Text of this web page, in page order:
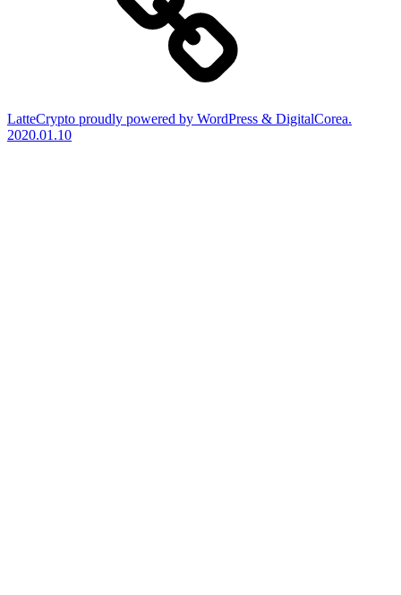
LatteCrypto proudly powered by WordPress & DigitalCorea.
2020.01.10